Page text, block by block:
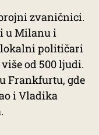
zvaničnici.
u Milanu i
lokalni političari
od 500 ljudi.
Frankfurtu, gde
i Vladika